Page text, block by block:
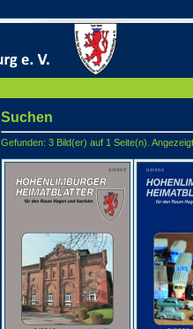
Suchen
Gefunden: 3 Bild(er) auf 1 Seite(n).